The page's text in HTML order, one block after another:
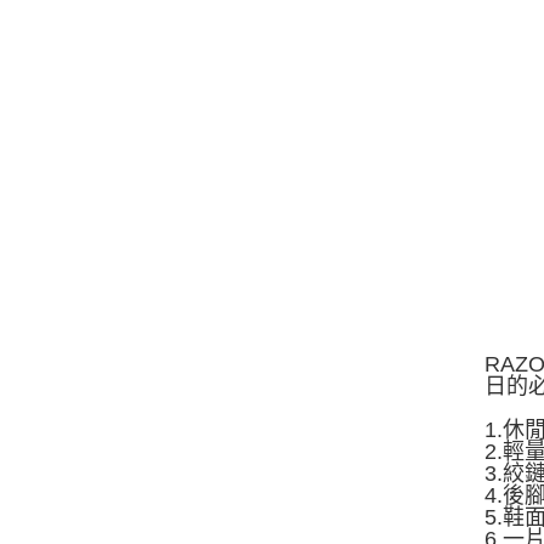
日的
1.休
2.輕
3.絞
4.後
5.鞋
6.一